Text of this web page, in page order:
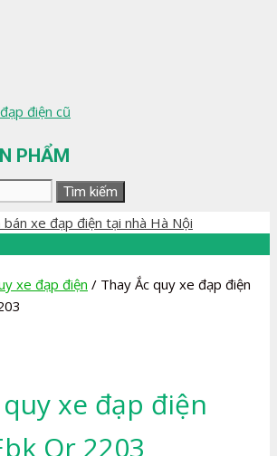
điện cũ
PHẨM
Tìm kiếm
xe đạp điện / Thay Ắc quy xe đạp điện
xe đạp điện
Or 2203